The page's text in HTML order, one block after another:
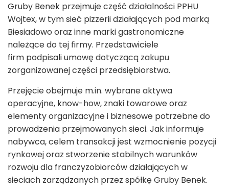
Gruby Benek przejmuje część działalności PPHU
Wojtex, w tym sieć pizzerii działających pod marką
Biesiadowo oraz inne marki gastronomiczne
należące do tej firmy. Przedstawiciele
firm podpisali umowę dotyczącą zakupu
zorganizowanej części przedsiębiorstwa.
Przejęcie obejmuje m.in. wybrane aktywa
operacyjne, know-how, znaki towarowe oraz
elementy organizacyjne i biznesowe potrzebne do
prowadzenia przejmowanych sieci. Jak informuje
nabywca, celem transakcji jest wzmocnienie pozycji
rynkowej oraz stworzenie stabilnych warunków
rozwoju dla franczyzobiorców działających w
sieciach zarządzanych przez spółkę Gruby Benek.